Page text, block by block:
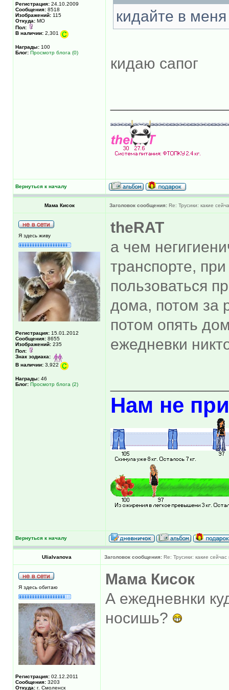
Регистрация: 24.10.2009
Сообщения: 8518
Изображений: 115
Откуда: МО
Пол:
В наличии: 2,301
Награды: 100
Блог: Просмотр блога (0)
кидайте в меня
кидаю сапог
Вернуться к началу
Мама Кисок Заголовок сообщения: Re: Трусики: какие
Я здесь живу
Регистрация: 15.01.2012
Сообщения: 8655
Изображений: 235
Пол:
Знак зодиака:
В наличии: 3,922
Награды: 46
Блог: Просмотр блога (2)
theRAT
а чем
транспорте,
пользоваться
дома, потом за
потом опять
ежедневки
Нам не
Вернуться к началу
UliaIvanova Заголовок сообщения: Re: Трусики: какие сейчас
Я здесь обитаю
Регистрация: 02.12.2011
Сообщения: 3203
Откуда: г. Смоленск
Мама Кисок
А ежедневнки
носишь?